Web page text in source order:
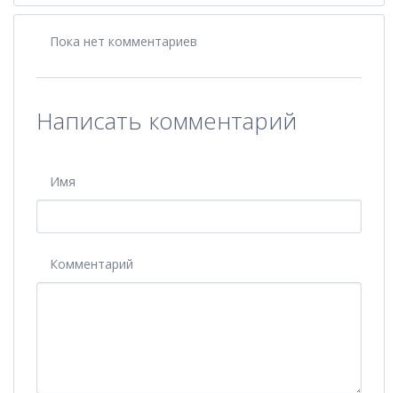
Пока нет комментариев
Написать комментарий
Имя
Комментарий